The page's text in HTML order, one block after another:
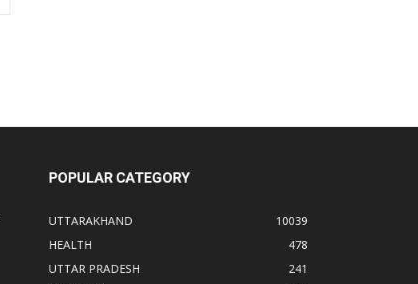
POPULAR CATEGORY
UTTARAKHAND
10039
HEALTH
478
UTTAR PRADESH
241